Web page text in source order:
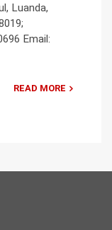
Luanda,
Email:
READ MORE